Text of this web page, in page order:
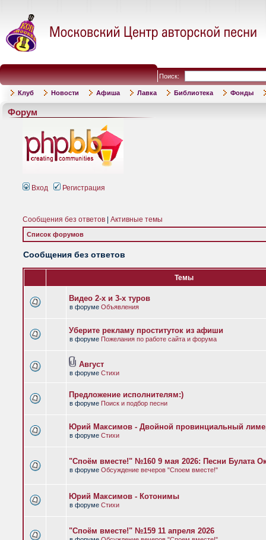
Поиск:
Клуб Новости Афиша Лавка Библиотека Фонды
Форум
Вход Регистрация
Сообщения без ответов Активные темы
Список форумов
Сообщения без ответов
Темы
Видео 2-х и 3-х туров
в форуме Объявления
Уберите рекламу проституток из афиши
в форуме Пожелания по работе сайта и форума
Август
в форуме Стихи
Предложение исполнителям:)
в форуме Поиск и подбор песни
Юрий Максимов - Двойной провинциальный
в форуме Стихи
"Споём вместе!" №160 9 мая 2026: Песни Булата
в форуме Обсуждение вечеров "Споем вместе!"
Юрий Максимов - Котонимы
в форуме Стихи
"Споём вместе!" №159 11 апреля 2026